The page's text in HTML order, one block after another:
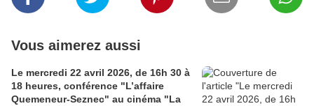
Vous aimerez aussi
Le mercredi 22 avril 2026, de 16h 30 à
18 heures, conférence "L’affaire
Quemeneur-Seznec" au cinéma "La